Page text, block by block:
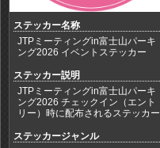
ステッカー名称
JTPミーティングin富士山パーキ
ング2026 イベントステッカー
ステッカー説明
JTPミーティングin富士山パーキ
ング2026 チェックイン（エント
リー）時に配布されるステッカー
ステッカージャンル